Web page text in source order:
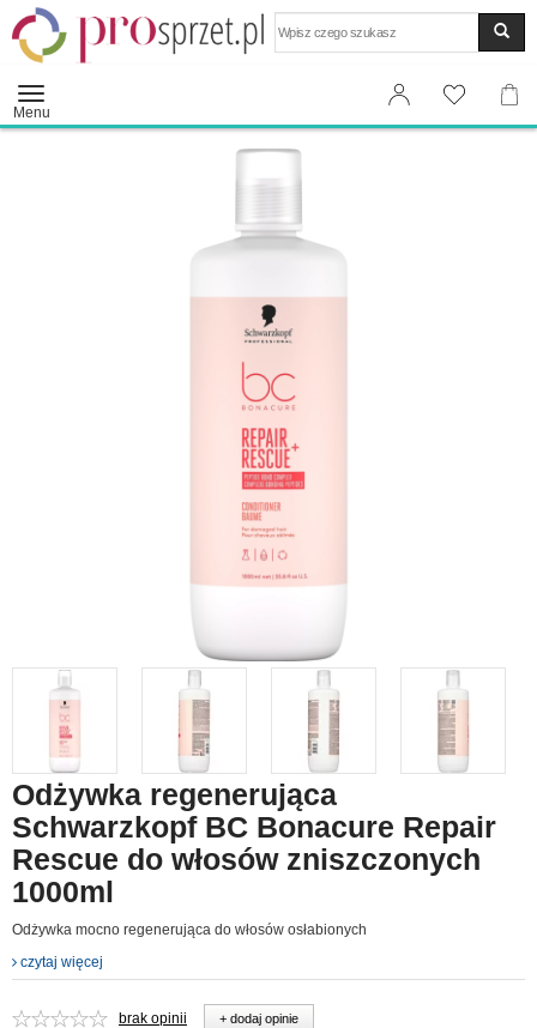
Menu
Odżywka regenerująca
Schwarzkopf BC Bonacure Repair
Rescue do włosów zniszczonych
1000ml
Odżywka mocno regenerująca do włosów osłabionych
czytaj więcej
brak opinii + dodaj opinie